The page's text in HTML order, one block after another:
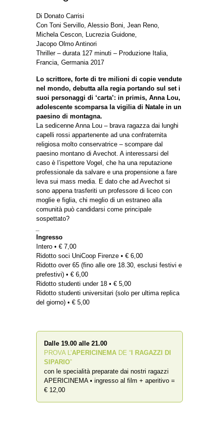
Di Donato Carrisi
Con Toni Servillo, Alessio Boni, Jean Reno,
Michela Cescon, Lucrezia Guidone,
Jacopo Olmo Antinori
Thriller – durata 127 minuti – Produzione Italia,
Francia, Germania 2017
Lo scrittore, forte di tre milioni di copie vendute
nel mondo, debutta alla regia portando sul set i
suoi personaggi di ‘carta’: in primis, Anna Lou,
adolescente scomparsa la vigilia di Natale in un
paesino di montagna.
La sedicenne Anna Lou – brava ragazza dai lunghi
capelli rossi appartenente ad una confraternita
religiosa molto conservatrice – scompare dal
paesino montano di Avechot. A interessarsi del
caso è l’ispettore Vogel, che ha una reputazione
professionale da salvare e una propensione a fare
leva sui mass media. E dato che ad Avechot si
sono appena trasferiti un professore di liceo con
moglie e figlia, chi meglio di un estraneo alla
comunità può candidarsi come principale
sospettato?
Ingresso
Intero • € 7,00
Ridotto soci UniCoop Firenze • € 6,00
Ridotto over 65 (fino alle ore 18.30, esclusi festivi e
prefestivi) • € 6,00
Ridotto studenti under 18 • € 5,00
Ridotto studenti universitari (solo per ultima replica
del giorno) • € 5,00
Dalle 19.00 alle 21.00
PROVA L’APERICINEMA DE “ I RAGAZZI DI
SIPARIO”
con le specialità preparate dai nostri ragazzi
APERICINEMA • ingresso al film + aperitivo =
€ 12,00